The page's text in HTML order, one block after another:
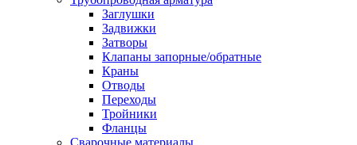
Заглушки
Задвижки
Затворы
Клапаны запорные/обратные
Краны
Отводы
Переходы
Тройники
Фланцы
Сварочные материалы